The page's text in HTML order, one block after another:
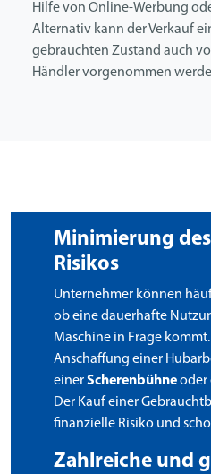
Hilfe von Online-Werbung
Alternativ kann der Verkauf
gebrauchten Zustand auch
Händler vorgenommen
Minimierung
Risikos
Unternehmer können
ob eine dauerhafte
Maschine in Frage
Anschaffung einer
einerScherenbühneoder
Der Kauf einer
finanzielle Risiko und
Zahlreiche und